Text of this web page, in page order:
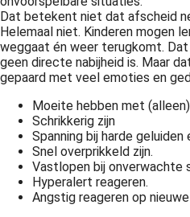
Dat betekent niet dat afscheid
Helemaal niet. Kinderen mogen
weggaat én weer terugkomt.
geen directe nabijheid is. Maar
gepaard met veel emoties en
Moeite hebben met
Schrikkerig zijn
Spanning bij harde geluiden
Snel overprikkeld zijn.
Vastlopen bij onverwachte
Hyperalert reageren.
Angstig reageren op
de
Hierdoor
website-
van